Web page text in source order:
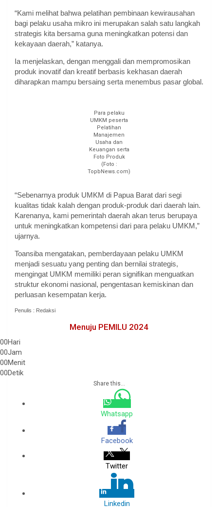
“Kami melihat bahwa pelatihan pembinaan kewirausahan
bagi pelaku usaha mikro ini merupakan salah satu langkah
strategis kita bersama guna meningkatkan potensi dan
kekayaan daerah,” katanya.
Ia menjelaskan, dengan menggali dan mempromosikan
produk inovatif dan kreatif berbasis kekhasan daerah
diharapkan mampu bersaing serta menembus pasar global.
Para pelaku
UMKM peserta
Pelatihan
Manajemen
Usaha dan
Keuangan serta
Foto Produk
(Foto :
TopbNews.com)
“Sebenarnya produk UMKM di Papua Barat dari segi
kualitas tidak kalah dengan produk-produk dari daerah lain.
Karenanya, kami pemerintah daerah akan terus berupaya
untuk meningkatkan kompetensi dari para pelaku UMKM,”
ujarnya.
Toansiba mengatakan, pemberdayaan pelaku UMKM
menjadi sesuatu yang penting dan bernilai strategis,
mengingat UMKM memiliki peran signifikan menguatkan
struktur ekonomi nasional, pengentasan kemiskinan dan
perluasan kesempatan kerja.
Penulis : Redaksi
Menuju PEMILU 2024
00Hari
00Jam
00Menit
00Detik
Share this...
Whatsapp
Facebook
Twitter
Linkedin